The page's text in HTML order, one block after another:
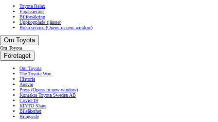
Toyota Relax
Finansiering
Bilförsäkring
Uppkopplade tjänster
Boka service (Opens in new window)
Om Toyota
Om Toyota
Företaget
Om Toyota
The Toyota Way
Historia
Ansvar
Press (Opens in new window)
Kontakta Toyota Sweden AB
Covid-19
KINTO Share
Bilsäkerhet
Bilägande